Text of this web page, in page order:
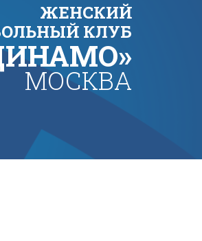
ЖЕНСКИЙ
КЛУБ
МОСКВА